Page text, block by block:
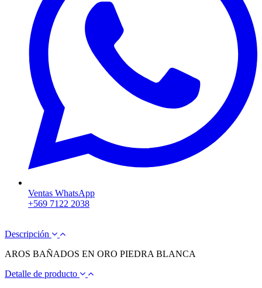
Ventas WhatsApp
+569 7122 2038
Descripción
AROS BAÑADOS EN ORO PIEDRA BLANCA
Detalle de producto